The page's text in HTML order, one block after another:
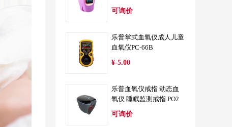
PC-60D2
可询价
乐普掌式血氧仪成人儿童
血氧仪PC-66B
¥-5.00
乐普血氧仪戒指 动态血
氧仪 睡眠监测戒指 PO2
可询价